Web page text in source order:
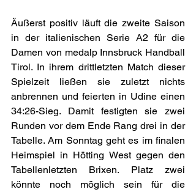
Äußerst positiv läuft die zweite Saison
in der italienischen Serie A2 für die
Damen von medalp Innsbruck Handball
Tirol. In ihrem drittletzten Match dieser
Spielzeit ließen sie zuletzt nichts
anbrennen und feierten in Udine einen
34:26-Sieg. Damit festigten sie zwei
Runden vor dem Ende Rang drei in der
Tabelle. Am Sonntag geht es im finalen
Heimspiel in Hötting West gegen den
Tabellenletzten Brixen. Platz zwei
könnte noch möglich sein für die